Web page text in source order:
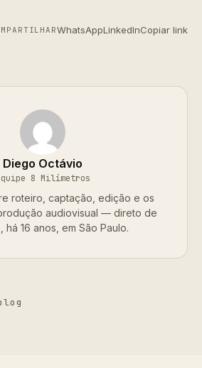
WhatsAppLinkedInCopiar link
Diego Octávio
8 Milímetros
roteiro, captação, edição e os
audiovisual — direto de
há 16 anos, em São Paulo.